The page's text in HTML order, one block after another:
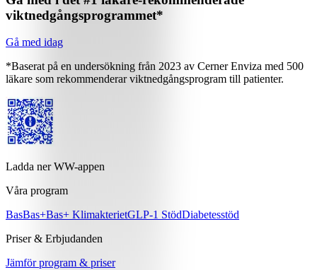
viktnedgångsprogrammet*
Gå med idag
*Baserat på en undersökning från 2023 av Cerner Enviza med 500
läkare som rekommenderar viktnedgångsprogram till patienter.
Ladda ner WW-appen
Våra program
BasBas+Bas+ KlimakterietGLP-1 StödDiabetesstöd
Priser & Erbjudanden
Jämför program & priser